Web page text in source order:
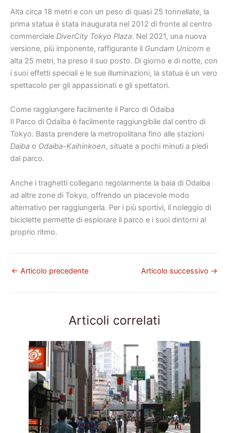
Alta circa 18 metri e con un peso di quasi 25 tonnellate, la
prima statua è stata inaugurata nel 2012 di fronte al centro
commerciale DiverCity Tokyo Plaza. Nel 2021, una nuova
versione, più imponente, raffigurante il Gundam Unicorn e
alta 25 metri, ha preso il suo posto. Di giorno e di notte, con
i suoi effetti speciali e le sue illuminazioni, la statua è un vero
spettacolo per gli appassionati e gli spettatori.
Come raggiungere facilmente il Parco di Odaiba
Il Parco di Odaiba è facilmente raggiungibile dal centro di
Tokyo. Basta prendere la metropolitana fino alle stazioni
Daiba o Odaiba-Kaihinkoen, situate a pochi minuti a piedi
dal parco.
Anche i traghetti collegano regolarmente la baia di Odaiba
ad altre zone di Tokyo, offrendo un piacevole modo
alternativo per raggiungerla. Per i più sportivi, il noleggio di
biciclette permette di esplorare il parco e i suoi dintorni al
proprio ritmo.
← Articolo precedente Articolo successivo →
Articoli correlati